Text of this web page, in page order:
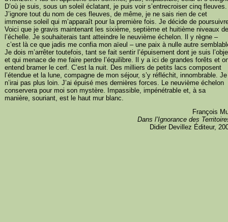
D’où je suis, sous un soleil éclatant, je puis voir s’entrecroiser cinq fleuves.
J’ignore tout du nom de ces fleuves, de même, je ne sais rien de cet
immense soleil qui m’apparaît pour la première fois. Je décide de
Voici que je gravis maintenant les sixième, septième et huitième niveaux de
l’échelle. Je souhaiterais tant atteindre le neuvième échelon. Il y règne –
c’est là ce que jadis me confia mon aïeul – une paix à nulle autre
Je dois m’arrêter toutefois, tant se fait sentir l’épuisement dont je suis
et qui menace de me faire perdre l’équilibre. Il y a ici de grandes forêts et
entend bramer le cerf. C’est la nuit. Des milliers de petits lacs composent
l’étendue et la lune, compagne de mon séjour, s’y réfléchit, innombrable. Je
n’irai pas plus loin. J’ai épuisé mes dernières forces. Le neuvième échelon
conservera pour moi son mystère. Impassible, impénétrable et, à sa
manière, souriant, est le haut mur blanc.
François
Dans l’Ignorance des
Didier Devillez Éditeur,